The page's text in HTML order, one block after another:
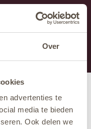
Over
advertenties te
media te bieden
Ook delen we
Jeśli brakuje Ci
413 351 272 lub